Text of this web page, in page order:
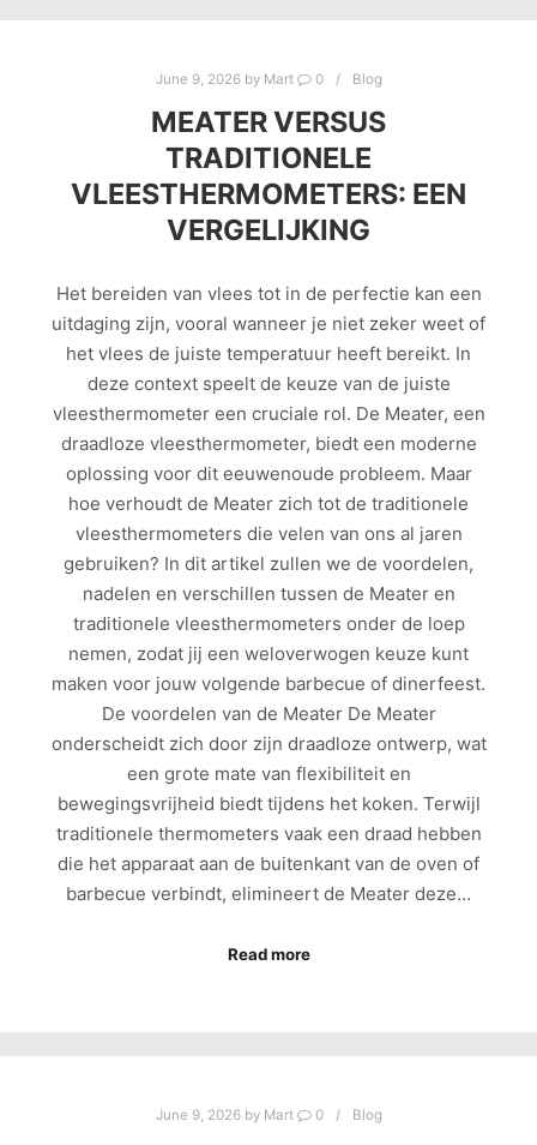
June 9, 2026by Mart 0 Blog
MEATER VERSUS
TRADITIONELE
VLEESTHERMOMETERS: EEN
VERGELIJKING
Het bereiden van vlees tot in de perfectie kan een
uitdaging zijn, vooral wanneer je niet zeker weet of
het vlees de juiste temperatuur heeft bereikt. In
deze context speelt de keuze van de juiste
vleesthermometer een cruciale rol. De Meater, een
draadloze vleesthermometer, biedt een moderne
oplossing voor dit eeuwenoude probleem. Maar
hoe verhoudt de Meater zich tot de traditionele
vleesthermometers die velen van ons al jaren
gebruiken? In dit artikel zullen we de voordelen,
nadelen en verschillen tussen de Meater en
traditionele vleesthermometers onder de loep
nemen, zodat jij een weloverwogen keuze kunt
maken voor jouw volgende barbecue of dinerfeest.
De voordelen van de Meater De Meater
onderscheidt zich door zijn draadloze ontwerp, wat
een grote mate van flexibiliteit en
bewegingsvrijheid biedt tijdens het koken. Terwijl
traditionele thermometers vaak een draad hebben
die het apparaat aan de buitenkant van de oven of
barbecue verbindt, elimineert de Meater deze…
Read more
June 9, 2026by Mart 0 Blog